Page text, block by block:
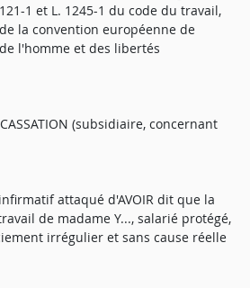
1 et L. 1245-1 du code du travail,
la convention européenne de
l'homme et des libertés
(subsidiaire, concernant
attaqué d'AVOIR dit que la
de madame Y..., salarié protégé,
irrégulier et sans cause réelle